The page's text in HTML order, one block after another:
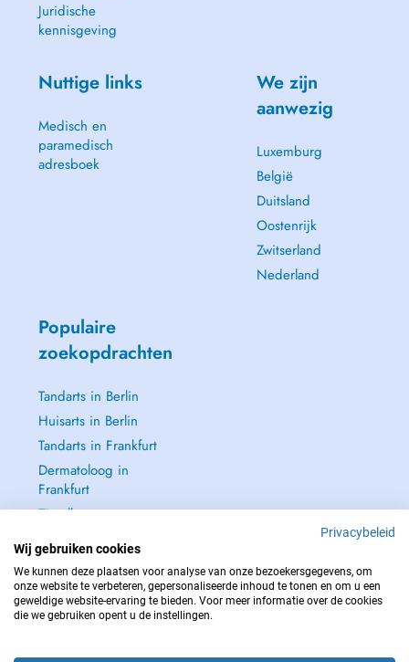
Juridische
kennisgeving
Nuttige links
Medisch en
paramedisch
adresboek
We zijn
aanwezig
Luxemburg
België
Duitsland
Oostenrijk
Zwitserland
Nederland
Populaire
zoekopdrachten
Tandarts in Berlin
Huisarts in Berlin
Tandarts in Frankfurt
Dermatoloog in
Frankfurt
Zie alle →
NEEM IN GEVAL VAN NOOD CONTACT OP MET : 112
Privacybeleid
Wij gebruiken cookies
We kunnen deze plaatsen voor analyse van onze bezoekersgegevens, om
onze website te verbeteren, gepersonaliseerde inhoud te tonen en om u een
geweldige website-ervaring te bieden. Voor meer informatie over de cookies
die we gebruiken opent u de instellingen.